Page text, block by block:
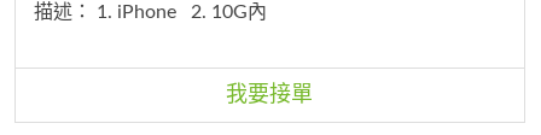
描述： 1. iPhone 2. 10G內
我要接單